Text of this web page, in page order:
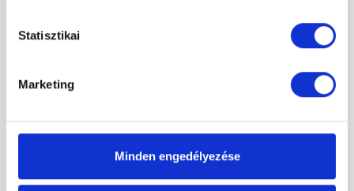
Statisztikai
Marketing
Minden engedélyezése